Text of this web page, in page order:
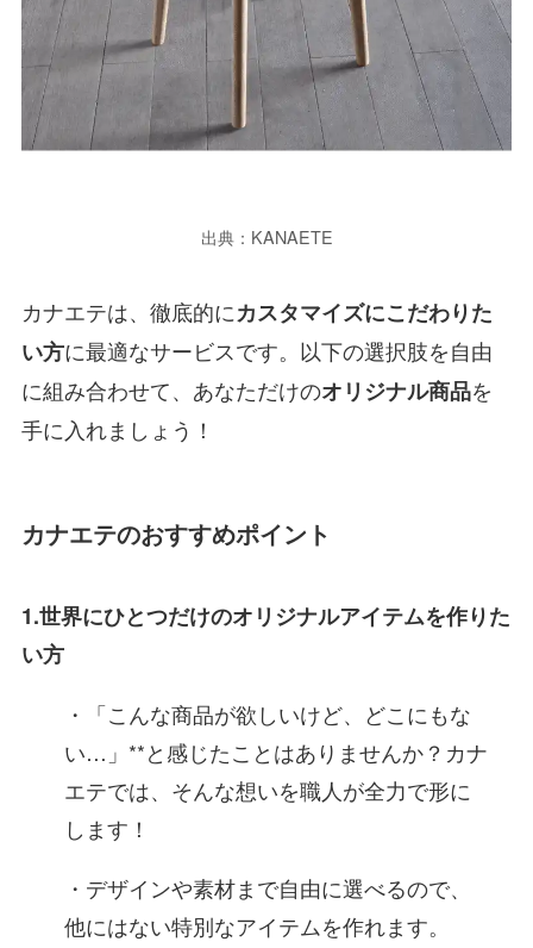
出典：KANAETE
カナエテは、徹底的にカスタマイズにこだわりた
い方に最適なサービスです。以下の選択肢を自由
に組み合わせて、あなただけのオリジナル商品を
手に入れましょう！
カナエテのおすすめポイント
1.世界にひとつだけのオリジナルアイテムを作りた
い方
・「こんな商品が欲しいけど、どこにもな
い…」**と感じたことはありませんか？カナ
エテでは、そんな想いを職人が全力で形に
します！
・デザインや素材まで自由に選べるので、
他にはない特別なアイテムを作れます。